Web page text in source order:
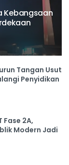
Kebangsaan
Tangan Usut
Penyidikan
Fase 2A,
Modern Jadi